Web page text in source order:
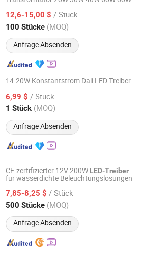
LED Beleuchtung
12,6-15,00 $ / Stück
100 Stücke (MOQ)
Anfrage Absenden
Co., Ltd.
Seit 2025
14-20W Konstantstrom Dali LED Treiber
6,99 $ / Stück
1 Stück (MOQ)
Anfrage Absenden
Technology Co., Ltd.
Seit 2026
CE-zertifizierter 12V 200W LED-Treiber
für wasserdichte Beleuchtungslösungen
7,85-8,25 $ / Stück
500 Stücke (MOQ)
Anfrage Absenden
Co., Ltd.
Seit 2025